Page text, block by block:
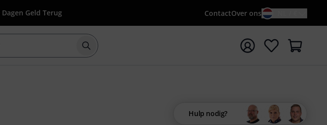
Dagen Geld Terug ContactOver ons
Zoek met zoekterm {searchTerm}
Hulp nodig?